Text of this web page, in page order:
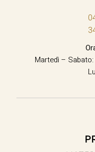
Martedì –